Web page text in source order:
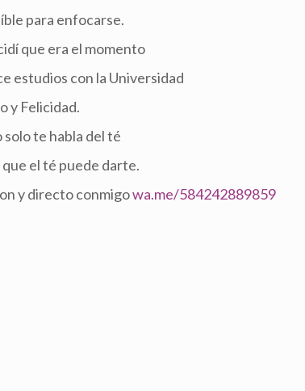
para enfocarse.
que era el momento
estudios con la Universidad
y Felicidad.
solo te habla del té
el té puede darte.
y directo conmigowa.me/584242889859